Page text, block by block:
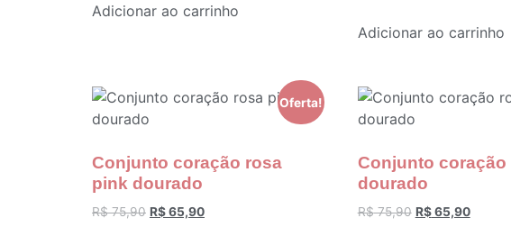
Adicionar ao carrinho
Adicionar ao carrinho
Oferta!
Conjunto coração rosa
pink dourado
R$75,90 R$65,90
Conjunto coração
dourado
R$75,90 R$65,90